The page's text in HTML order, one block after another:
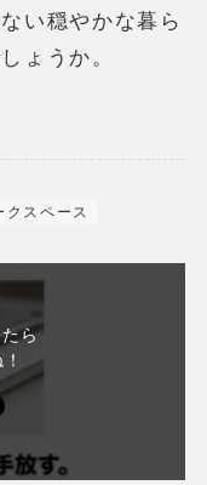
い穏やかな暮ら
ょうか。
クスペース
ら